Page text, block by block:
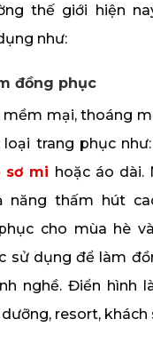
thế giới hiện
như:
đồng phục
mại, thoáng
trang phục
sơ mi hoặc áo dài.
năng thấm hút
cho mùa hè
sử dụng để làm
nghề. Điển hình
resort, khách